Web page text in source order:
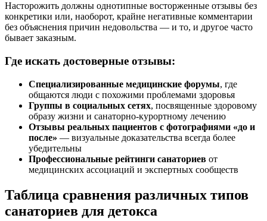
Насторожить должны однотипные восторженные отзывы без
конкретики или, наоборот, крайне негативные комментарии
без объяснения причин недовольства — и то, и другое часто
бывает заказным.
Где искать достоверные отзывы:
Специализированные медицинские форумы, где
общаются люди с похожими проблемами здоровья
Группы в социальных сетях, посвященные здоровому
образу жизни и санаторно-курортному лечению
Отзывы реальных пациентов с фотографиями «до и
после» — визуальные доказательства всегда более
убедительны
Профессиональные рейтинги санаториев от
медицинских ассоциаций и экспертных сообществ
Таблица сравнения различных типов
санаториев для детокса